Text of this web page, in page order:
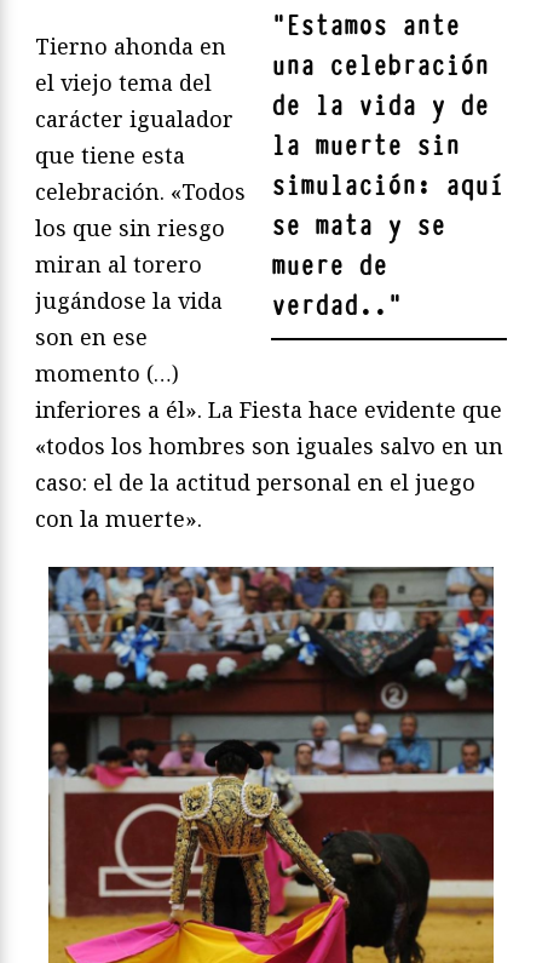
"Estamos ante
una celebración
de la vida y de
la muerte sin
simulación: aquí
se mata y se
muere de
verdad.. "
Tierno ahonda en
el viejo tema del
carácter igualador
que tiene esta
celebración. «Todos
los que sin riesgo
miran al torero
jugándose la vida
son en ese
momento (…)
inferiores a él». La Fiesta hace evidente que
«todos los hombres son iguales salvo en un
caso: el de la actitud personal en el juego
con la muerte».